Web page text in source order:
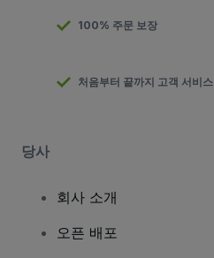
100% 주문 보장
처음부터 끝까지 고객 서비스
당사
회사 소개
오픈 배포